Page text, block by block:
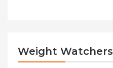
Weight Watchers